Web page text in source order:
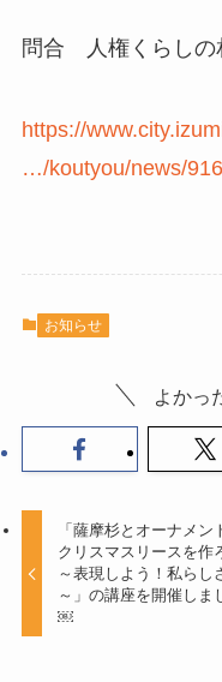
問合 人権くらしの
https://
…/koutyou/news/
お知らせ
よかっ
「薩摩杉とオーナメン
クリスマスリースを作
～表現しよう！私らし
～」の講座を開催しま
￼